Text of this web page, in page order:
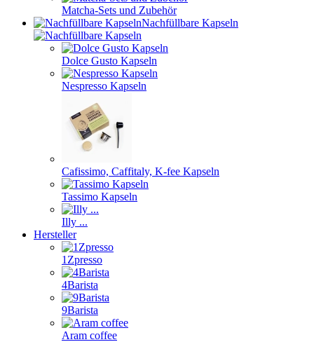
Matcha-Sets und Zubehör
Nachfüllbare Kapseln
Dolce Gusto Kapseln
Nespresso Kapseln
Cafissimo, Caffitaly, K-fee Kapseln
Tassimo Kapseln
Illy ...
Hersteller
1Zpresso
4Barista
9Barista
Aram coffee